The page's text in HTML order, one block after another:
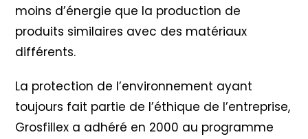
moins d’énergie que la production de
produits similaires avec des matériaux
différents.
La protection de l’environnement ayant
toujours fait partie de l’éthique de l’entreprise,
Grosfillex a adhéré en 2000 au programme